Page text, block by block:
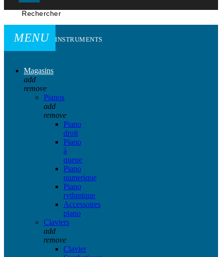
Rechercher
MENU INSTRUMENTS
Magasins
add
remove
Pianos
add
remove
Piano
droit
Piano
à
queue
Piano
numerique
Piano
rythmique
Accessoires
piano
Claviers
add
remove
Clavier